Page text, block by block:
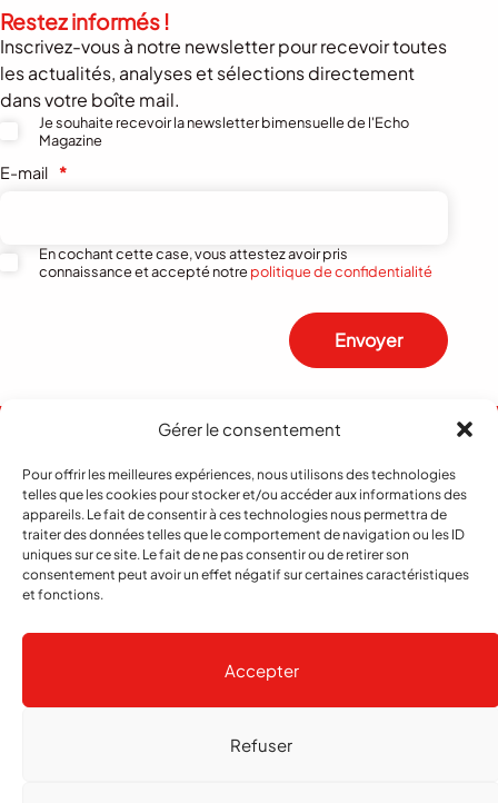
Gérer le consentement
Pour offrir les meilleures expériences, nous utilisons des technologies
telles que les cookies pour stocker et/ou accéder aux informations des
appareils. Le fait de consentir à ces technologies nous permettra de
traiter des données telles que le comportement de navigation ou les ID
uniques sur ce site. Le fait de ne pas consentir ou de retirer son
consentement peut avoir un effet négatif sur certaines caractéristiques
et fonctions.
Accepter
Refuser
Restez informés !
Inscrivez-vous à notre newsletter pour recevoir toutes
les actualités, analyses et sélections directement
dans votre boîte mail.
Je souhaite recevoir la newsletter bimensuelle de l'Echo
Magazine
E-mail *
En cochant cette case, vous attestez avoir pris
connaissance et accepté notrepolitique de confidentialité
Envoyer
© 2026 echo Magazine